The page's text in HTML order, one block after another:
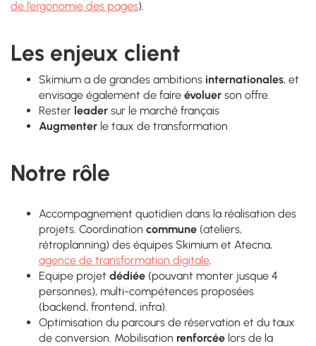
de l’ergonomie des pages).
Les enjeux client
Skimium a de grandes ambitions internationales, et
envisage également de faire évoluer son offre.
Rester leader sur le marché français
Augmenter le taux de transformation
Notre rôle
Accompagnement quotidien dans la réalisation des
projets. Coordination commune (ateliers,
rétroplanning) des équipes Skimium et Atecna,
agence de transformation digitale.
Equipe projet dédiée (pouvant monter jusque 4
personnes), multi-compétences proposées
(backend, frontend, infra).
Optimisation du parcours de réservation et du taux
de conversion. Mobilisation renforcée lors de la